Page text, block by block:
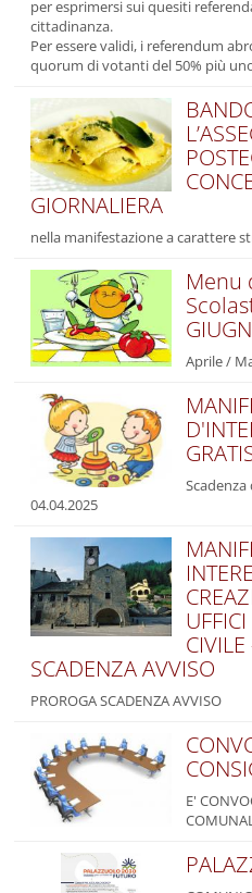
per esprimersi sui quesiti
cittadinanza.
Per essere validi, i referendum
quorum di votanti del 50% più
GIORNALIERA
nella manifestazione a carattere
Menu
Aprile /
04.04.2025
SCADENZA AVVISO
PROROGA SCADENZA AVVISO
E'